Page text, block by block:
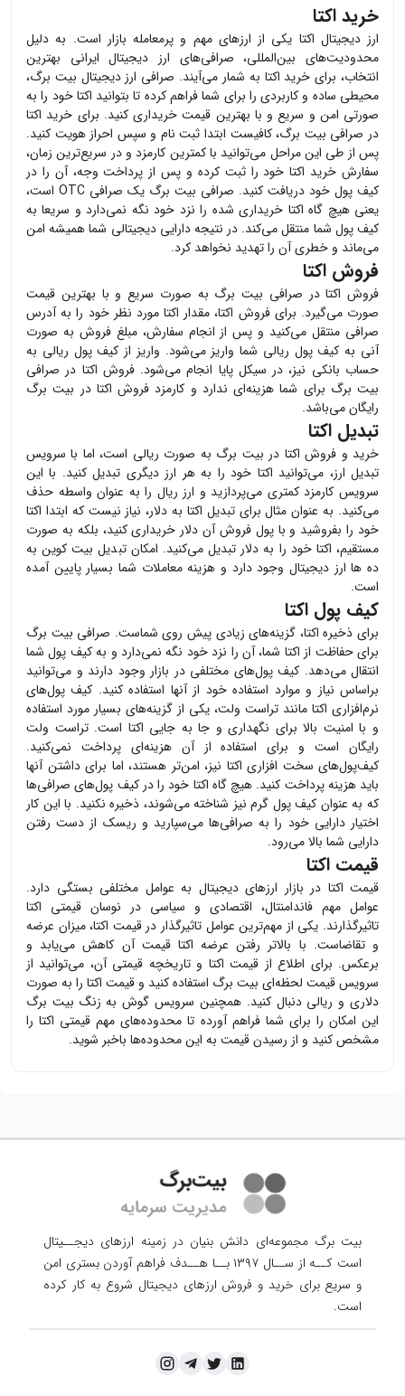
خرید اکتا
ارز دیجیتال اکتا یکی از ارزهای مهم و پرمعامله بازار است. به دلیل
محدودیت‌های بین‌المللی، صرافی‌های ارز دیجیتال ایرانی بهترین
انتخاب، برای خرید اکتا به شمار می‌آیند. صرافی ارز دیجیتال بیت برگ،
محیطی ساده و کاربردی را برای شما فراهم کرده تا بتوانید اکتاخود را به
صورتی امن و سریع و با بهترین قیمت خریداری کنید. برای خرید اکتا
در صرافی بیت برگ، کافیست ابتدا ثبت نام و سپس احراز هویت کنید.
پس از طی این مراحل می‌توانید با کمترین کارمزد و در سریع‌ترین زمان،
سفارش خرید اکتاخود را ثبت کرده و پس از پرداخت وجه، آن را در
کیف پول خود دریافت کنید. صرافی بیت برگ یک صرافی OTC است،
یعنی هیچ گاه اکتا خریداری شده را نزد خود نگه نمی‌دارد و سریعا به
کیف پول شما منتقل می‌کند. در نتیجه دارایی دیجیتالی شما همیشه امن
می‌ماند و خطری آن را تهدید نخواهد کرد.
فروش اکتا
فروش اکتادر صرافی بیت برگ به صورت سریع و با بهترین قیمت
صورت می‌گیرد. برای فروش اکتا، مقدار اکتا مورد نظر خود را به آدرس
صرافی منتقل می‌کنید و پس از انجام سفارش، مبلغ فروش به صورت
آنی به کیف پول ریالی شما واریز می‌شود. واریز از کیف پول ریالی به
حساب بانکی نیز، در سیکل پایا انجام می‌شود. فروش اکتا در صرافی
بیت برگ برای شما هزینه‌ای ندارد و کارمزد فروش اکتا در بیت برگ
رایگان می‌باشد.
تبدیل اکتا
خرید و فروش اکتا در بیت برگ به صورت ریالی است، اما با سرویس
تبدیل ارز، می‌توانید اکتا خود را به هر ارز دیگری تبدیل کنید. با این
سرویس کارمزد کمتری می‌پردازید و ارز ریال را به عنوان واسطه حذف
می‌کنید. به عنوان مثال برای تبدیل اکتا به دلار، نیاز نیست که ابتدا اکتا
خود را بفروشید و با پول فروش آن دلار خریداری کنید، بلکه به صورت
مستقیم، اکتا خود را به دلار تبدیل می‌کنید. امکان تبدیل بیت کوین به
ده ها ارز دیجیتال وجود دارد و هزینه معاملات شما بسیار پایین آمده
است.
کیف پول اکتا
برای ذخیره اکتا، گزینه‌های زیادی پیش روی شماست. صرافی بیت برگ
برای حفاظت از اکتا شما، آن را نزد خود نگه نمی‌دارد و به کیف پول شما
انتقال می‌دهد. کیف پول‌های مختلفی در بازار وجود دارند و می‌توانید
براساس نیاز و موارد استفاده خود از آنها استفاده کنید. کیف پول‌های
نرم‌افزاری اکتا مانند تراست ولت، یکی از گزینه‌های بسیار مورد استفاده
و با امنیت بالا برای نگهداری و جا به جایی اکتا است. تراست ولت
رایگان است و برای استفاده از آن هزینه‌ای پرداخت نمی‌کنید.
کیف‌پول‌های سخت افزاری اکتا نیز، امن‌تر هستند، اما برای داشتن آنها
باید هزینه پرداخت کنید. هیچ گاه اکتا خود را در کیف پول‌های صرافی‌ها
که به عنوان کیف پول گرم نیز شناخته می‌شوند، ذخیره نکنید. با این کار
اختیار دارایی خود را به صرافی‌ها می‌سپارید و ریسک از دست رفتن
دارایی شما بالا می‌رود.
قیمت اکتا
قیمت اکتا در بازار ارزهای دیجیتال به عوامل مختلفی بستگی دارد.
عوامل مهم فاندامنتال، اقتصادی و سیاسی در نوسان قیمتی اکتا
تاثیرگذارند. یکی از مهم‌ترین عوامل تاثیرگذار در قیمت اکتا، میزان عرضه
و تقاضاست. با بالاتر رفتن عرضه اکتا قیمت آن کاهش می‌یابد و
برعکس. برای اطلاع از قیمت اکتا و تاریخچه قیمتی آن، می‌توانید از
سرویس قیمت لحظه‌ای بیت برگ استفاده کنید و قیمت اکتا را به صورت
دلاری و ریالی دنبال کنید. همچنین سرویس گوش به زنگ بیت برگ
این امکان را برای شما فراهم آورده تا محدوده‌های مهم قیمتی اکتارا
مشخص کنید و از رسیدن قیمت به این محدوده‌ها باخبر شوید.
بیت برگ مجموعه‌ای دانش بنیان در زمینه ارزهای دیجــیتال
است کــه از ســال ۱۳۹۷ بــا هــدف فراهم آوردن
بستری امن
و سریع برای خرید و فروش ارزهای دیجیتال شروع به کار کرده
است.